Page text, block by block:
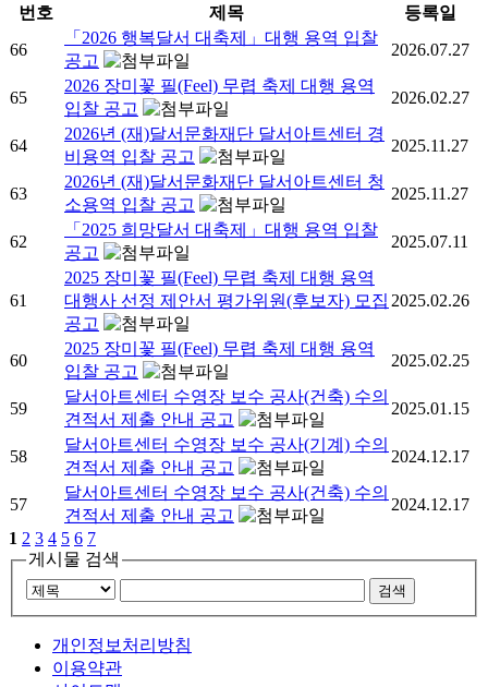
번호
제목
등록일
66
「2026 행복달서 대축제」대행 용역 입찰
공고
2026.07.27
65
2026 장미꽃 필(Feel) 무렵 축제 대행 용역
입찰 공고
2026.02.27
64
2026년 (재)달서문화재단 달서아트센터 경
비용역 입찰 공고
2025.11.27
63
2026년 (재)달서문화재단 달서아트센터 청
소용역 입찰 공고
2025.11.27
62
「2025 희망달서 대축제」대행 용역 입찰
공고
2025.07.11
61
2025 장미꽃 필(Feel) 무렵 축제 대행 용역
대행사 선정 제안서 평가위원(후보자) 모집
공고
2025.02.26
60
2025 장미꽃 필(Feel) 무렵 축제 대행 용역
입찰 공고
2025.02.25
59
달서아트센터 수영장 보수 공사(건축) 수의
견적서 제출 안내 공고
2025.01.15
58
달서아트센터 수영장 보수 공사(기계) 수의
견적서 제출 안내 공고
2024.12.17
57
달서아트센터 수영장 보수 공사(건축) 수의
견적서 제출 안내 공고
2024.12.17
1 2 3 4 5 6 7
게시물 검색
개인정보처리방침
이용약관